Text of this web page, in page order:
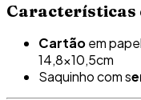
Características
Cartãoem
14,8×10,5cm
Saquinho com s